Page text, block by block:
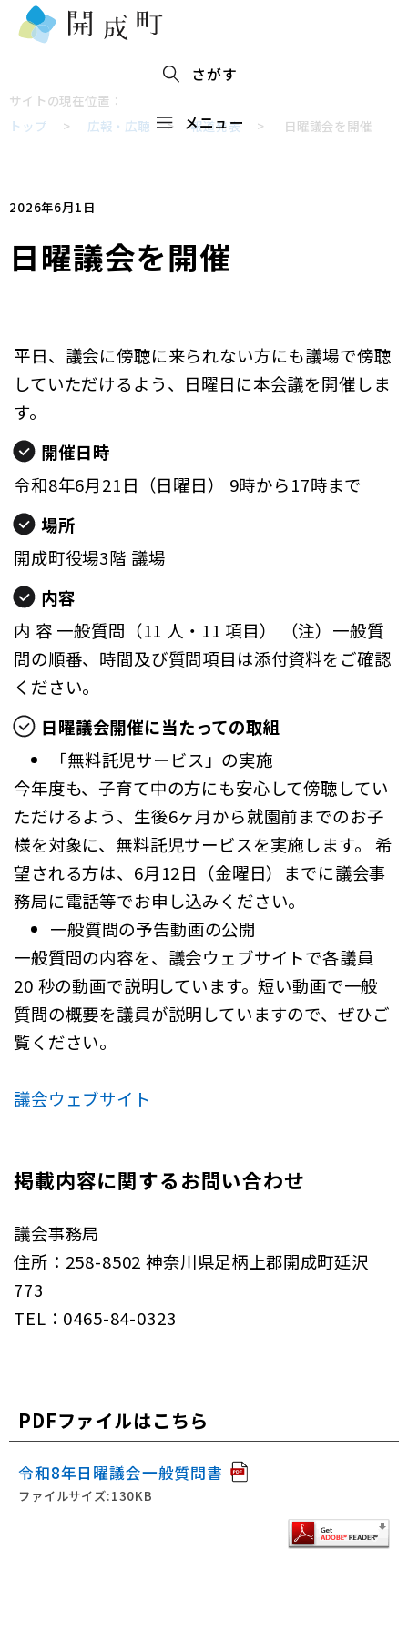
さがす
メニュー
サイトの現在位置：
トップ > 広報・広聴 >報道発表> 日曜議会を開催
2026年6月1日
日曜議会を開催
平日、議会に傍聴に来られない方にも議場で傍聴
していただけるよう、日曜日に本会議を開催しま
す。
開催日時
令和8年6月21日（日曜日） 9時から17時まで
場所
開成町役場3階 議場
内容
内 容 一般質問（11 人・11 項目） （注）一般質
問の順番、時間及び質問項目は添付資料をご確認
ください。
日曜議会開催に当たっての取組
「無料託児サービス」の実施
今年度も、子育て中の方にも安心して傍聴してい
ただけるよう、生後6ヶ月から就園前までのお子
様を対象に、無料託児サービスを実施します。 希
望される方は、6月12日（金曜日）までに議会事
務局に電話等でお申し込みください。
一般質問の予告動画の公開
一般質問の内容を、議会ウェブサイトで各議員
20 秒の動画で説明しています。短い動画で一般
質問の概要を議員が説明していますので、ぜひご
覧ください。
議会ウェブサイト
掲載内容に関するお問い合わせ
議会事務局
住所：258-8502 神奈川県足柄上郡開成町延沢
773
TEL：0465-84-0323
PDFファイルはこちら
令和8年日曜議会一般質問書
ファイルサイズ:130KB